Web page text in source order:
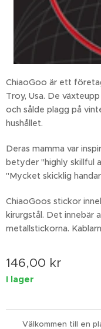
ChiaoGoo är ett
Troy, Usa. De
och sålde plagg på
hushållet.
Deras mamma var
betyder "highly skillful
"Mycket skicklig
ChiaoGoos stickor
kirurgstål. Det innebär
metallstickorna.
146,00 kr
I lager
Välkommen till en